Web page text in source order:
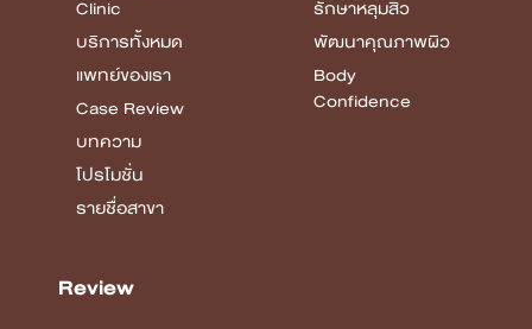
Clinic
บริการทั้งหมด
แพทย์ของเรา
Case Review
บทความ
โปรโมชั่น
รายชื่อสาขา
รักษาหลุมสิว
พัฒนาคุณภาพผิว
Body
Confidence
Review